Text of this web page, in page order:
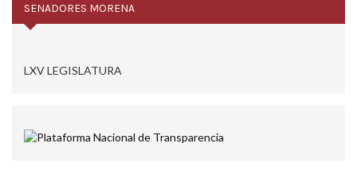
SENADORES MORENA
LXV LEGISLATURA